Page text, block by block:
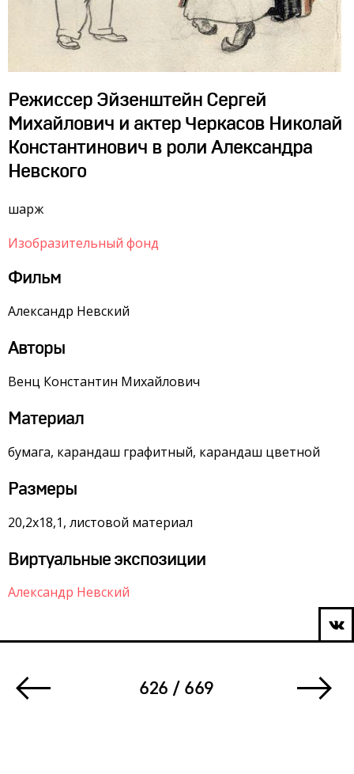
Режиссер Эйзенштейн Сергей
Михайлович и актер Черкасов Николай
Константинович в роли Александра
Невского
шарж
Изобразительный фонд
Фильм
Александр Невский
Авторы
Венц Константин Михайлович
Материал
бумага, карандаш графитный, карандаш цветной
Размеры
20,2х18,1, листовой материал
Виртуальные экспозиции
Александр Невский
626 / 669